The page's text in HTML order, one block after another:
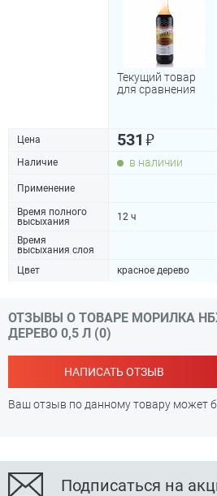
Текущий товар
для сравнения
Цена 531 ₽
Наличие в наличии
Применение
Время полного
высыхания
12 ч
Время
высыхания слоя
Цвет красное дерево
ОТЗЫВЫ О ТОВАРЕ МОРИЛКА
ДЕРЕВО 0,5 Л (0)
НАПИСАТЬ ОТЗЫВ
Ваш отзыв по данному товару может
Подписаться на